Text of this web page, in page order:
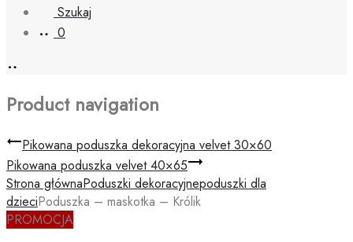
Szukaj
0
Product navigation
Pikowana poduszka dekoracyjna velvet 30×60
Pikowana poduszka velvet 40×65
Strona głównaPoduszki dekoracyjnepoduszki dla
dzieciPoduszka – maskotka – Królik
PROMOCJA